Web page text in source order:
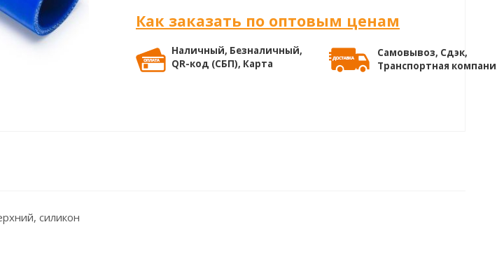
Как заказать по оптовым ценам
Наличный, Безналичный,
QR-код (СБП), Карта
Самовывоз, Сдэк,
Транспортная
силикон